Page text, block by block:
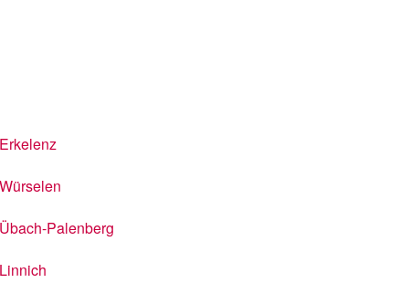
Erkelenz
Würselen
Übach-Palenberg
Linnich